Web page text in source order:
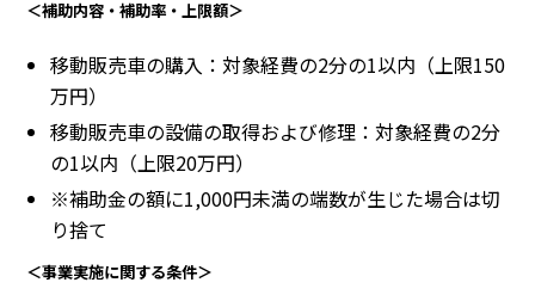
＜補助内容・補助率・上限額＞
移動販売車の購入：対象経費の2分の1以内（上限150
万円）
移動販売車の設備の取得および修理：対象経費の2分
の1以内（上限20万円）
※補助金の額に1,000円未満の端数が生じた場合は切
り捨て
＜事業実施に関する条件＞